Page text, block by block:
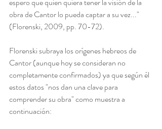
obra de Cantor lo pueda captar a su vez..."
(Florenski, 2009, pp. 70-72).
Florenski subraya los orígenes hebreos de
Cantor (aunque hoy se consideran no
completamente confirmados) ya que según él
estos datos "nos dan una clave para
comprender su obra" como muestra a
continuación: